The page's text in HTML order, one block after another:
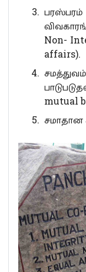
Non-
affairs).
mutual
சமாதான